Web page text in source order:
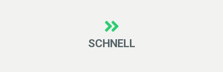
SCHNELL